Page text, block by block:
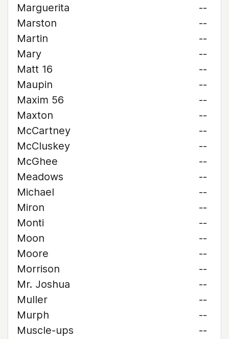
Marguerita
--
Marston
--
Martin
--
Mary
--
Matt 16
--
Maupin
--
Maxim 56
--
Maxton
--
McCartney
--
McCluskey
--
McGhee
--
Meadows
--
Michael
--
Miron
--
Monti
--
Moon
--
Moore
--
Morrison
--
Mr. Joshua
--
Muller
--
Murph
--
Muscle-ups
--